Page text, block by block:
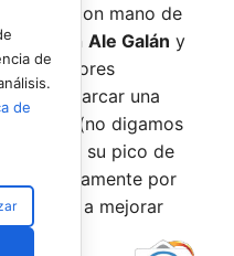
rigen con mano de
en Ale Galán y
a marcar una
jugarles (no digamos
están en su pico de
precisamente por
obligan a mejorar
de
de